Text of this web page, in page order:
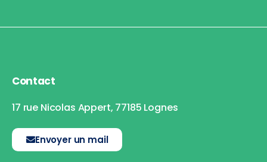
Contact
17 rue Nicolas Appert, 77185 Lognes
Envoyer un mail